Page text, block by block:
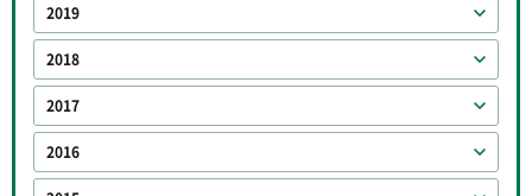
2019
2018
2017
2016